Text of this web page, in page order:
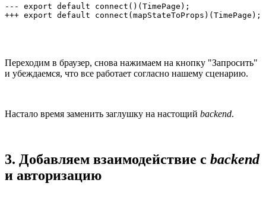
--- export default connect()(TimePage);
+++ export default connect(mapStateToProps)(TimePage);
Переходим в браузер, снова нажимаем на кнопку "Запросить"
и убеждаемся, что все работает согласно нашему сценарию.
Настало время заменить заглушку на настощий backend.
3. Добавляем взаимодействие с backend
и авторизацию